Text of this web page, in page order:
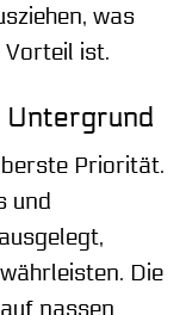
was
ist.
Untergrund
Priorität.
und
Die
nassen